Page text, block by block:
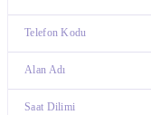
Telefon Kodu
Alan Adı
Saat Dilimi